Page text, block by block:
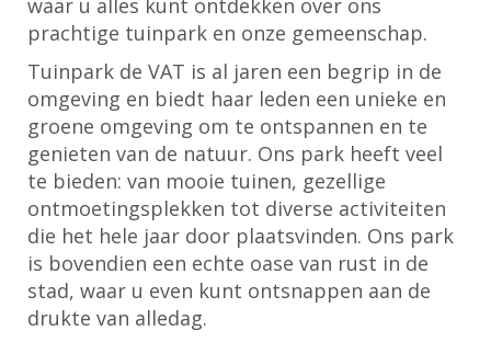
waar u alles kunt ontdekken over ons
prachtige tuinpark en onze gemeenschap.
Tuinpark de VAT is al jaren een begrip in de
omgeving en biedt haar leden een unieke en
groene omgeving om te ontspannen en te
genieten van de natuur. Ons park heeft veel
te bieden: van mooie tuinen, gezellige
ontmoetingsplekken tot diverse activiteiten
die het hele jaar door plaatsvinden. Ons park
is bovendien een echte oase van rust in de
stad, waar u even kunt ontsnappen aan de
drukte van alledag.